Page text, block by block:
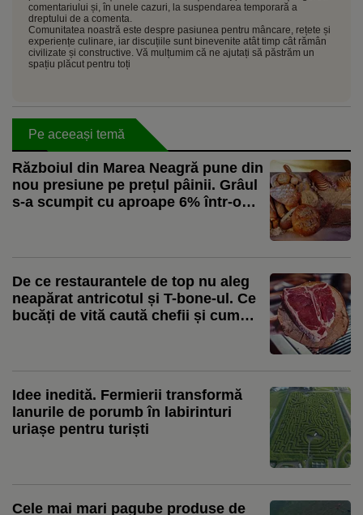
comentariului și, în unele cazuri, la suspendarea temporară a
dreptului de a comenta.
Comunitatea noastră este despre pasiunea pentru mâncare, rețete și
experiențe culinare, iar discuțiile sunt binevenite atât timp cât rămân
civilizate și constructive. Vă mulțumim că ne ajutați să păstrăm un
spațiu plăcut pentru toți
Pe aceeași temă
Războiul din Marea Neagră pune din
nou presiune pe prețul pâinii. Grâul
s-a scumpit cu aproape 6% într-o
De ce restaurantele de top nu aleg
neapărat antricotul și T-bone-ul. Ce
bucăți de vită caută chefii și cum
Idee inedită. Fermierii transformă
lanurile de porumb în labirinturi
uriașe pentru turiști
Cele mai mari pagube produse de